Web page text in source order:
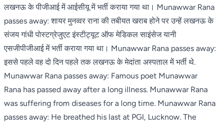
लखनऊ के पीजीआई में आईसीयू में भर्ती कराया गया था। Munawwar Rana
passes away: शायर मुनव्वर राना की तबीयत खराब होने पर उन्हें लखनऊ के
संजय गांधी पोस्टग्रेजुएट इंस्टीट्यूट ऑफ मेडिकल साइंसेज यानी
एसजीपीजीआई में भर्ती कराया गया था। Munawwar Rana passes away:
इससे पहले वह दो दिन पहले तक लखनऊ के मेदांता अस्पताल में भर्ती थे.
Munawwar Rana passes away: Famous poet Munawwar
Rana has passed away after a long illness. Munawwar Rana
was suffering from diseases for a long time. Munawwar Rana
passes away: He breathed his last at PGI, Lucknow. The